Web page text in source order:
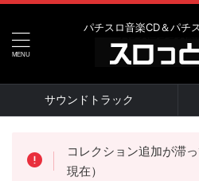
パチスロ音楽CD＆パチ
サウンドトラック
コレクション追加が滞
現在）